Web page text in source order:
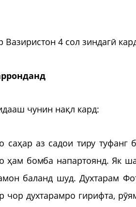
4 сол зиндагӣ
чунин нақл кард:
аз садои тиру туфанг
ҳам бомба напартоянд. Як
баланд шуд. Духтарам
чор духтарамро гирифта,